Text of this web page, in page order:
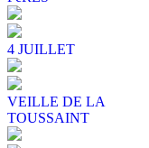
4 JUILLET
VEILLE DE LA
TOUSSAINT